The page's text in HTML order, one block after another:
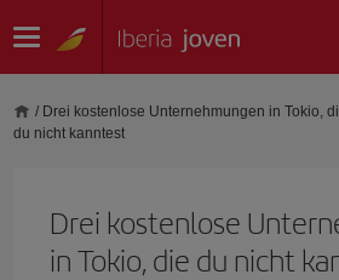
/ Drei kostenlose Unternehmungen in Tokio,
du nicht kanntest
Drei kostenlose
in Tokio, die du nicht